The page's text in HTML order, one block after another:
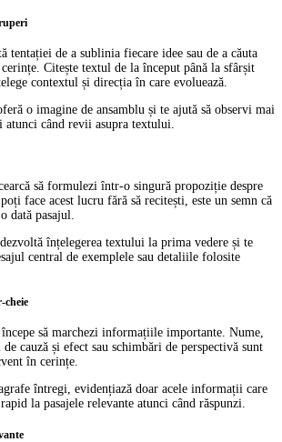
tentației de a sublinia fiecare idee sau de a căuta
Citește textul de la început până la sfârșit
contextul și direcția în care evoluează.
o imagine de ansamblu și te ajută să observi mai
când revii asupra textului.
să formulezi într-o singură propoziție despre
face acest lucru fără să recitești, este un semn că
dată pasajul.
înțelegerea textului la prima vedere și te
central de exemplele sau detaliile folosite
cheie
să marchezi informațiile importante. Nume,
cauză și efect sau schimbări de perspectivă sunt
în cerințe.
întregi, evidențiază doar acele informații care
la pasajele relevante atunci când răspunzi.